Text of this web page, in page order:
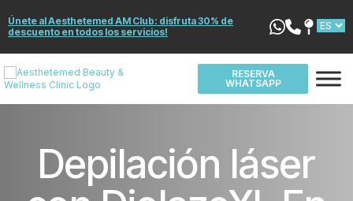
Únete al Aesthetemed AM Club: disfruta 30% de
descuento en todos los servicios!
RESERVA
WHATSAPP
Depilación láser